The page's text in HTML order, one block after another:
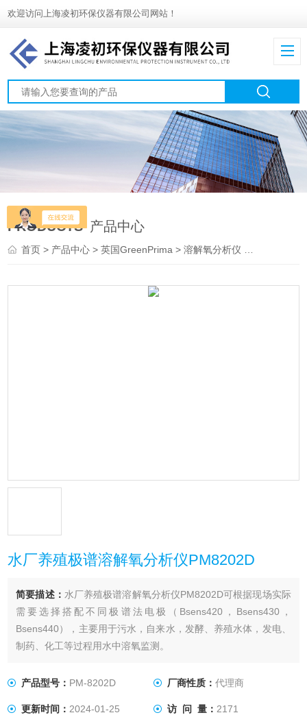
欢迎访问上海凌初环保仪器有限公司网站！
PRODUCTS 产品中心
首页> 产品中心 >英国GreenPrima >溶解氧分析仪
水厂养殖极谱溶解氧分析仪PM8202D
简要描述： 水厂养殖极谱溶解氧分析仪PM8202D可根据现场实际
需要选择搭配不同极谱法电极（Bsens420，Bsens430，
Bsens440），主要用于污水，自来水，发酵、养殖水体，发电、
制药、化工等过程用水中溶氧监测。
产品型号： PM-8202D 厂商性质： 代理商
更新时间：2024-01-25 访 问 量： 2171